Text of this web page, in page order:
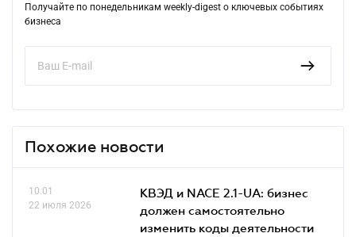
Получайте по понедельникам weekly-digest о ключевых событиях
бизнеса
Похожие новости
10.01
22 июля 2026
КВЭД и NACE 2.1-UA: бизнес
должен самостоятельно
изменить коды деятельности